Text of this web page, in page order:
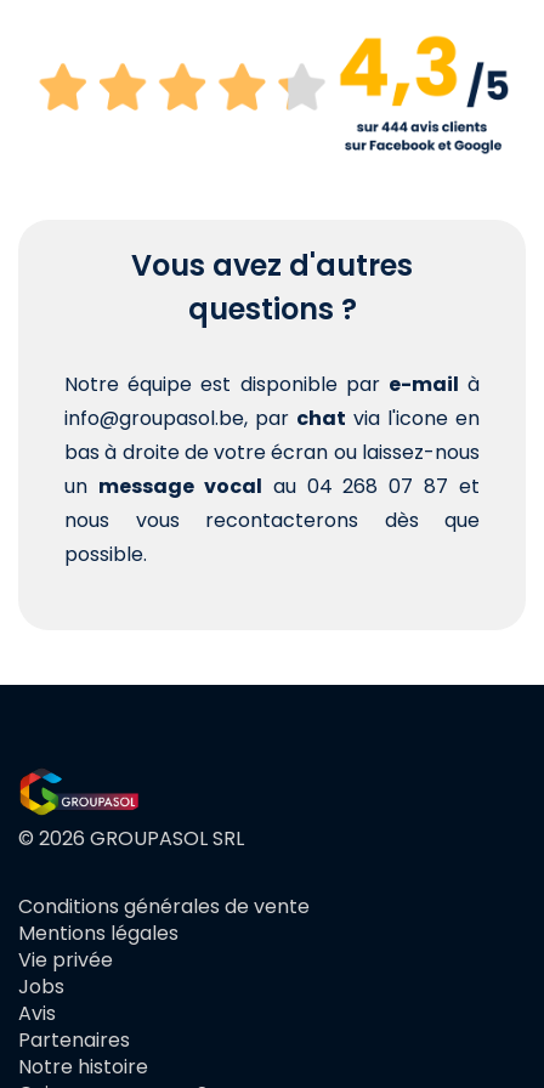
Vous avez d'autres
questions ?
Notre équipe est disponible par e-mail à
info@groupasol.be, par chat via l'icone en
bas à droite de votre écran ou laissez-nous
un message vocal au 04 268 07 87 et
nous vous recontacterons dès que
possible.
© 2026 GROUPASOL SRL
FOOTER
MENU
Conditions générales de vente
Mentions légales
Vie privée
Jobs
Avis
Partenaires
Notre histoire